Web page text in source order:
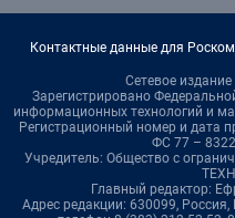
Контактные данные для
Сетевое
Зарегистрировано
информационных технологий и
Регистрационный номер и дата
ФС 77 –
Учредитель: Общество с
Главный редактор:
Адрес редакции: 630099,